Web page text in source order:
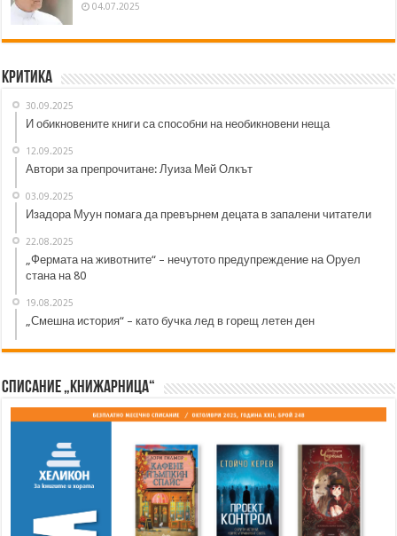
04.07.2025
Критика
30.09.2025
И обикновените книги са способни на необикновени неща
12.09.2025
Автори за препрочитане: Луиза Мей Олкът
03.09.2025
Изадора Муун помага да превърнем децата в запалени читатели
22.08.2025
„Фермата на животните“ – нечутото предупреждение на Оруел
стана на 80
19.08.2025
„Смешна история“ – като бучка лед в горещ летен ден
Списание „Книжарница“